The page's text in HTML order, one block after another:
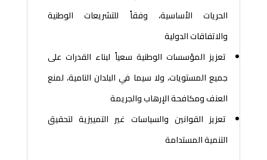
الحريات الأساسية، وفقاً للتشريعات الوطنية
والاتفاقات الدولية
تعزيز المؤسسات الوطنية سعياً لبناء القدرات على
جميع المستويات، ولا سيما في البلدان النامية، لمنع
العنف ومكافحة الإرهاب والجريمة
تعزيز القوانين والسياسات غير التمييزية لتحقيق
التنمية المستدامة